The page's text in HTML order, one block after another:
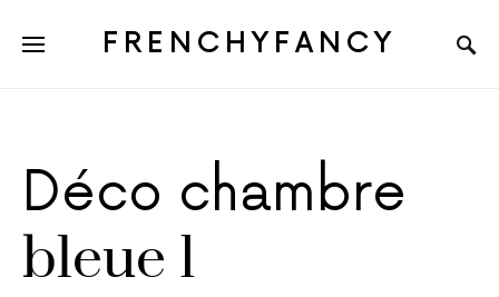
FRENCHYFANCY
Déco chambre
bleue 1